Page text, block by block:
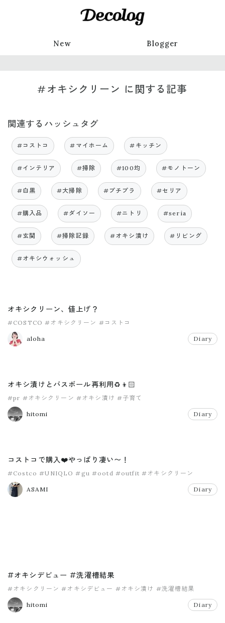
New Blogger
#オキシクリーン に関する記事
関連するハッシュタグ
#コストコ #マイホーム #キッチン
#インテリア #掃除 #100均 #モノトーン
#白黒 #大掃除 #プチプラ #セリア
#購入品 #ダイソー #ニトリ #seria
#玄関 #掃除記録 #オキシ漬け #リビング
#オキシウォッシュ
オキシクリーン、値上げ？
#COSTCO #オキシクリーン #コストコ
aloha Diary
オキシ漬けとバスボール再利用♻️👦🏻
#pr #オキシクリーン #オキシ漬け #子育て
hitomi Diary
コストコで購入❤️やっぱり凄い〜！
#Costco #UNIQLO #gu #ootd #outfit #オキシクリーン
ASAMI Diary
#オキシデビュー #洗濯槽結果
#オキシクリーン #オキシデビュー #オキシ漬け #洗濯槽結果
hitomi Diary